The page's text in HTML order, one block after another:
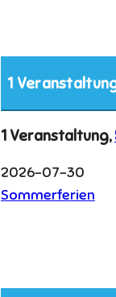
1
1 Veranstaltung,
2026-07-30
Sommerferien